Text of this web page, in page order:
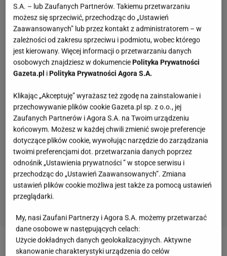
Zobacz wideoNajwiększa atrakcja Hanoweru robi
S.A. – lub Zaufanych Partnerów. Takiemu przetwarzaniu
możesz się sprzeciwić, przechodząc do „Ustawień
Zaawansowanych” lub przez kontakt z administratorem – w
zależności od zakresu sprzeciwu i podmiotu, wobec którego
jest kierowany. Więcej informacji o przetwarzaniu danych
osobowych znajdziesz w dokumencie Polityka Prywatności
Gazeta.pl i Polityka Prywatności Agora S.A.
Klikając „Akceptuję” wyrażasz też zgodę na zainstalowanie i
przechowywanie plików cookie Gazeta.pl sp. z o.o., jej
Zaufanych Partnerów i Agora S.A. na Twoim urządzeniu
końcowym. Możesz w każdej chwili zmienić swoje preferencje
dotyczące plików cookie, wywołując narzędzie do zarządzania
twoimi preferencjami dot. przetwarzania danych poprzez
odnośnik „Ustawienia prywatności ” w stopce serwisu i
przechodząc do „Ustawień Zaawansowanych”. Zmiana
ustawień plików cookie możliwa jest także za pomocą ustawień
przeglądarki.
My, nasi Zaufani Partnerzy i Agora S.A. możemy przetwarzać
dane osobowe w następujących celach:
Użycie dokładnych danych geolokalizacyjnych. Aktywne
skanowanie charakterystyki urządzenia do celów